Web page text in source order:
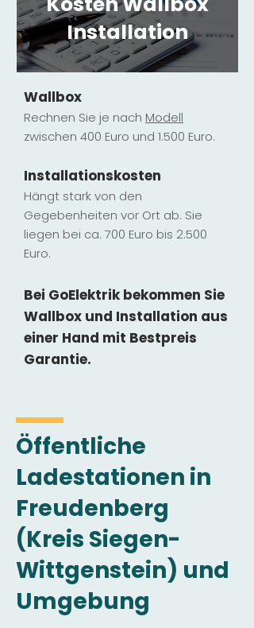
Installation
Wallbox
Rechnen Sie je nach Modell
zwischen 400 Euro und 1.500 Euro.
Installationskosten
Hängt stark von den
Gegebenheiten vor Ort ab. Sie
liegen bei ca. 700 Euro bis 2.500
Euro.
Bei GoElektrik bekommen Sie
Wallbox und Installation aus
einer Hand mit Bestpreis
Garantie.
Öffentliche
Ladestationen in
Freudenberg
(Kreis Siegen-
Wittgenstein) und
Umgebung